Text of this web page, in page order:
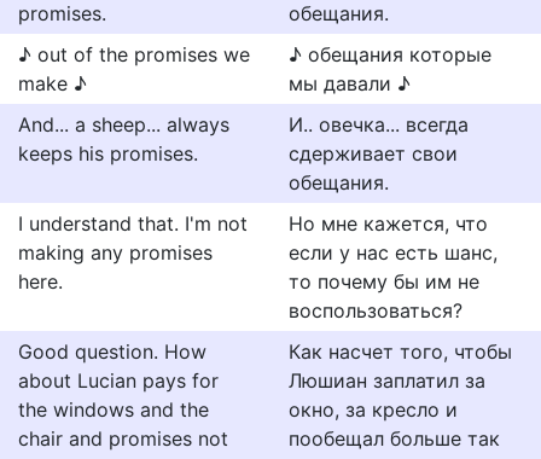
promises.
обещания.
♪ out of the promises we
make ♪
♪ обещания которые
мы давали ♪
And... a sheep... always
keeps his promises.
И.. овечка... всегда
сдерживает свои
обещания.
I understand that. I'm not
making any promises
here.
Но мне кажется, что
если у нас есть шанс,
то почему бы им не
воспользоваться?
Good question. How
about Lucian pays for
the windows and the
chair and promises not
Как насчет того, чтобы
Люшиан заплатил за
окно, за кресло и
пообещал больше так